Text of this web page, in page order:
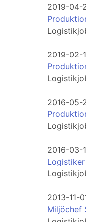
2019-04-
2019-02-
2016-05-
2016-03-
Logistiker
2013-11-
Miljöchef